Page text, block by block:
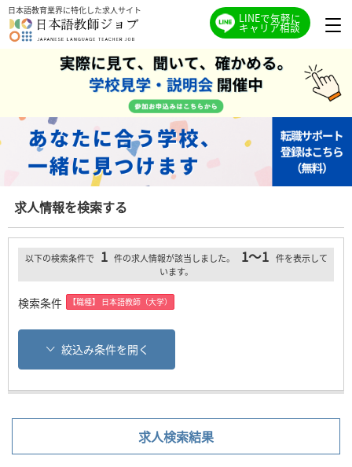
日本語教育業界に特化した求人サイト
LINEで気軽に
キャリア相談
求人情報を検索する
以下の検索条件で 1 件の求人情報が該当しました。 1～1 件を表示して
います。
検索条件 【職種】 日本語教師（大学）
絞込み条件を開く
求人検索結果